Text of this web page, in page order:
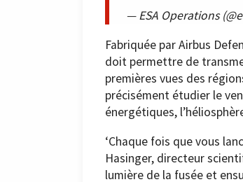
— ESA Operations
Fabriquée par Airbus
doit permettre de
premières vues des
précisément étudier le
énergétiques,
‘Chaque fois que vous
Hasinger, directeur
lumière de la fusée et